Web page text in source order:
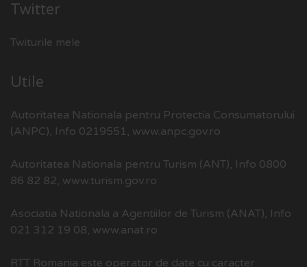
Twitter
Twiturile mele
Utile
Autoritatea Nationala pentru Protectia Consumatorului
(ANPC), Info 0219551, www.anpc.gov.ro
Autoritatea Nationala pentru Turism (ANT), Info 0800
86 82 82, www.turism.gov.ro
Asociatia Nationala a Agentiilor de Turism (ANAT), Info
021 312 19 08, www.anat.ro
RTT Romania este operator de date cu caracter